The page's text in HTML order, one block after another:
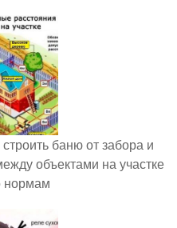
баню от забора и
объектами на участке
нормам